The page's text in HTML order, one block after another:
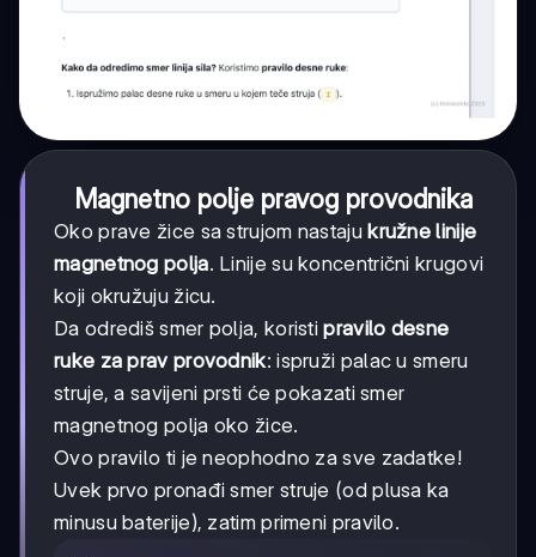
Magnetno polje pravog provodnika
Oko prave žice sa strujom nastaju kružne linije
magnetnog polja. Linije su koncentrični krugovi
koji okružuju žicu.
Da odrediš smer polja, koristipravilo desne
ruke za prav provodnik: ispruži palac u smeru
struje, a savijeni prsti će pokazati smer
magnetnog polja oko žice.
Ovo pravilo ti je neophodno za sve zadatke!
Uvek prvo pronađi smer struje (od plusa ka
minusu baterije), zatim primeni pravilo.